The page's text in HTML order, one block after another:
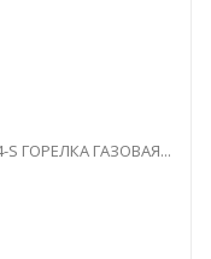
4-S ГОРЕЛКА ГАЗОВАЯ...